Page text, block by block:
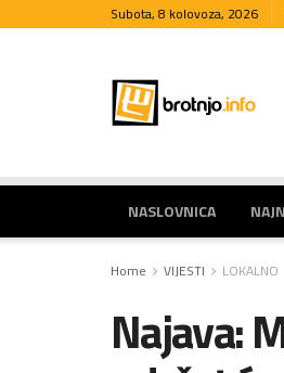
Subota, 8 kolovoza, 2026
NASLOVNICA
Home VIJESTI LOKALNO
Najava: